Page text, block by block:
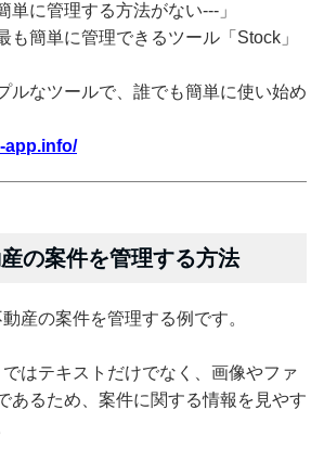
単に管理する方法がない---」
も簡単に管理できるツール「Stock」
ルなツールで、誰でも簡単に使い始め
app.info/
の案件を管理する方法
産の案件を管理する例です。
はテキストだけでなく、画像やファ
あるため、案件に関する情報を見やす